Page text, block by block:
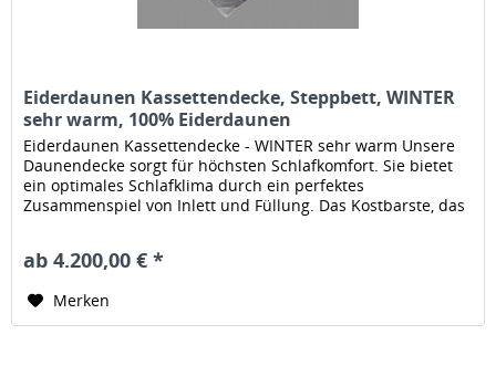
Eiderdaunen Kassettendecke, Steppbett, WINTER
sehr warm, 100% Eiderdaunen
Eiderdaunen Kassettendecke - WINTER sehr warm Unsere
Daunendecke sorgt für höchsten Schlafkomfort. Sie bietet
ein optimales Schlafklima durch ein perfektes
Zusammenspiel von Inlett und Füllung. Das Kostbarste, das
ab 4.200,00 € *
Merken